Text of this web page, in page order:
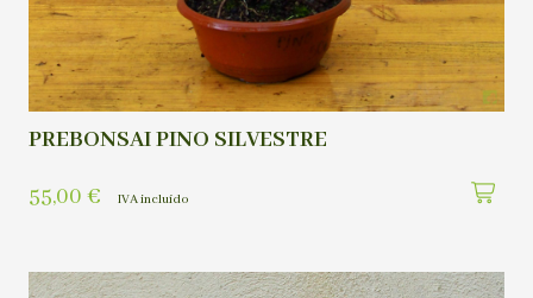
PREBONSAI PINO SILVESTRE
55,00 € IVA incluído